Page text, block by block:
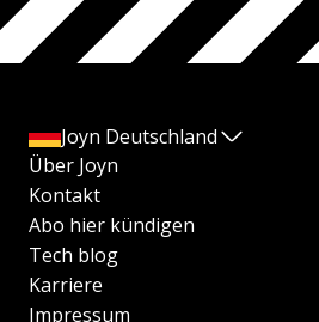
Joyn Deutschland
Über Joyn
Kontakt
Abo hier kündigen
Tech blog
Karriere
Impressum